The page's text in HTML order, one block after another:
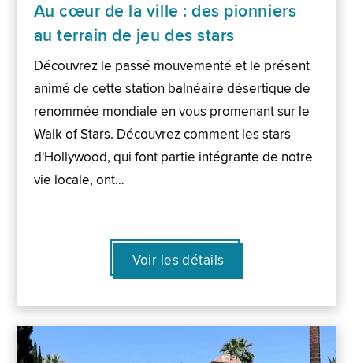
Au cœur de la ville : des pionniers
au terrain de jeu des stars
Découvrez le passé mouvementé et le présent
animé de cette station balnéaire désertique de
renommée mondiale en vous promenant sur le
Walk of Stars. Découvrez comment les stars
d'Hollywood, qui font partie intégrante de notre
vie locale, ont…
Voir les détails